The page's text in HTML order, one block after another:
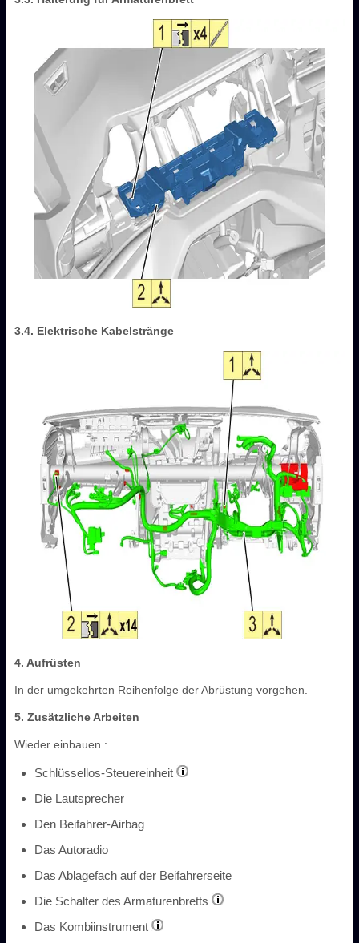
3.4. Elektrische Kabelstränge
4. Aufrüsten
In der umgekehrten Reihenfolge der Abrüstung vorgehen.
5. Zusätzliche Arbeiten
Wieder einbauen :
Schlüssellos-Steuereinheit
Die Lautsprecher
Den Beifahrer-Airbag
Das Autoradio
Das Ablagefach auf der Beifahrerseite
Die Schalter des Armaturenbretts
Das Kombiinstrument